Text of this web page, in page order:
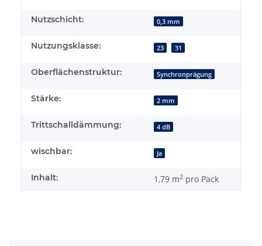
Nutzschicht: 0,3 mm
Nutzungsklasse: 23 31
Oberflächenstruktur: Synchronprägung
Stärke: 2 mm
Trittschalldämmung: 4 dB
wischbar: Ja
Inhalt: 1,79 m2 pro Pack